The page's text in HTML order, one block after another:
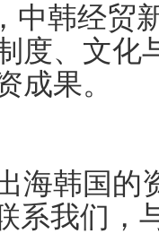
中韩经贸
度、文化
成果。
海韩国的
系我们，